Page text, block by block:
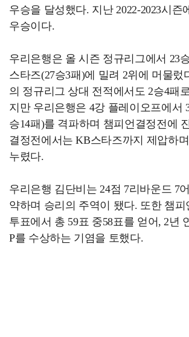
우승을 달성했다. 지난 2022-2023시즌
우승이다.
우리은행은 올 시즌 정규리그에서 23
스타즈(27승3패)에 밀려 2위에 머물렀
의 정규리그 상대 전적에서도 2승4패
지만 우리은행은 4강 플레이오프에서
승14패)를 격파하며 챔피언결정전에
결정전에서는 KB스타즈까지 제압하
누렸다.
우리은행 김단비는 24점 7리바운드 7
약하며 승리의 주역이 됐다. 또한 챔피
투표에서 총 59표 중58표를 얻어, 2년
P를 수상하는 기염을 토했다.